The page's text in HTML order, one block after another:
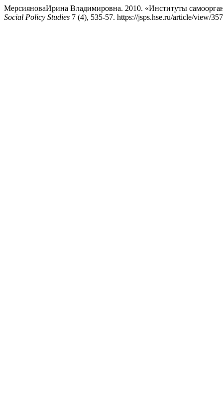
МерсияноваИрина Владимировна. 2010. «Институты
Social Policy Studies 7 (4), 535-57. https://jsps.hse.ru/article/view/